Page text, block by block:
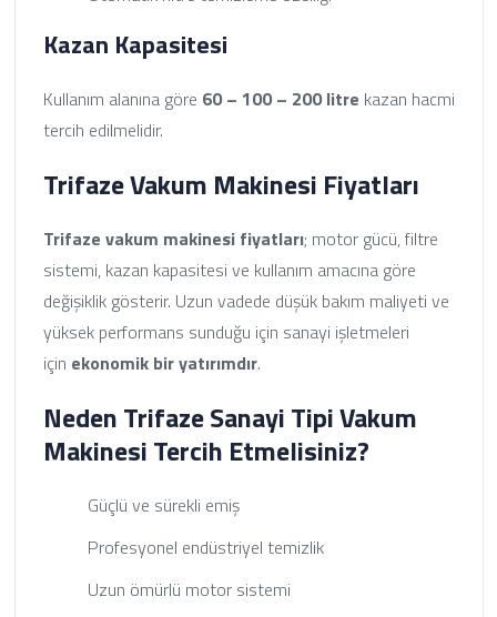
Kazan Kapasitesi
Kullanım alanına göre 60 – 100 – 200 litre kazan hacmi
tercih edilmelidir.
Trifaze Vakum Makinesi Fiyatları
Trifaze vakum makinesi fiyatları; motor gücü, filtre
sistemi, kazan kapasitesi ve kullanım amacına göre
değişiklik gösterir. Uzun vadede düşük bakım maliyeti ve
yüksek performans sunduğu için sanayi işletmeleri
için ekonomik bir yatırımdır.
Neden Trifaze Sanayi Tipi Vakum
Makinesi Tercih Etmelisiniz?
Güçlü ve sürekli emiş
Profesyonel endüstriyel temizlik
Uzun ömürlü motor sistemi